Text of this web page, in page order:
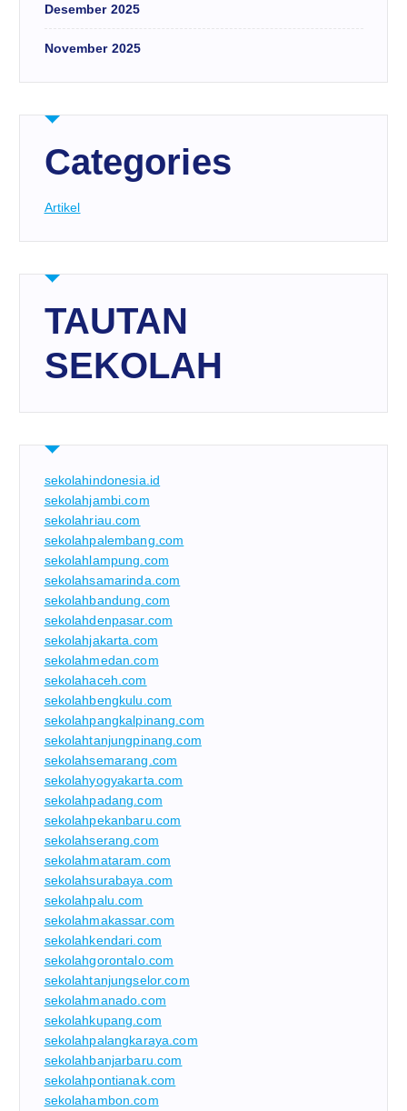
Desember 2025
November 2025
Categories
Artikel
TAUTAN
SEKOLAH
sekolahindonesia.id
sekolahjambi.com
sekolahriau.com
sekolahpalembang.com
sekolahlampung.com
sekolahsamarinda.com
sekolahbandung.com
sekolahdenpasar.com
sekolahjakarta.com
sekolahmedan.com
sekolahaceh.com
sekolahbengkulu.com
sekolahpangkalpinang.com
sekolahtanjungpinang.com
sekolahsemarang.com
sekolahyogyakarta.com
sekolahpadang.com
sekolahpekanbaru.com
sekolahserang.com
sekolahmataram.com
sekolahsurabaya.com
sekolahpalu.com
sekolahmakassar.com
sekolahkendari.com
sekolahgorontalo.com
sekolahtanjungselor.com
sekolahmanado.com
sekolahkupang.com
sekolahpalangkaraya.com
sekolahbanjarbaru.com
sekolahpontianak.com
sekolahambon.com